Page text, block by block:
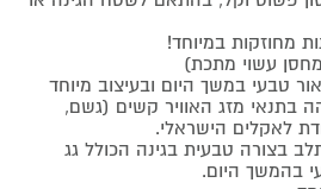
מחוזקות במיוחד!
עשוי מתכת)
טבעי במשך היום ובעיצוב מיוחד
בתנאי מזג האוויר קשים (גשם,
לאקלים הישראלי.
בצורה טבעית בגינה הכולל גג
בהמשך היום.